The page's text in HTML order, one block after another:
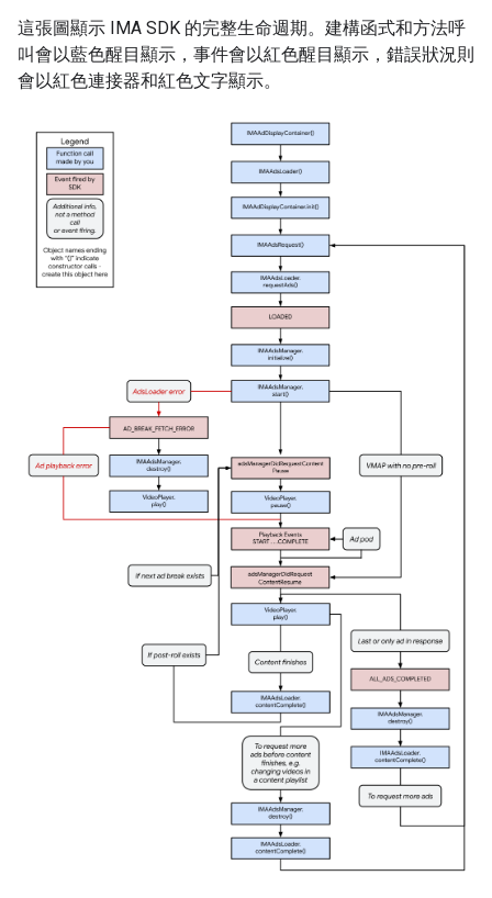
這張圖顯示 IMA SDK 的完整生命週期。建構函式和方法呼
叫會以藍色醒目顯示，事件會以紅色醒目顯示，錯誤狀況則
會以紅色連接器和紅色文字顯示。